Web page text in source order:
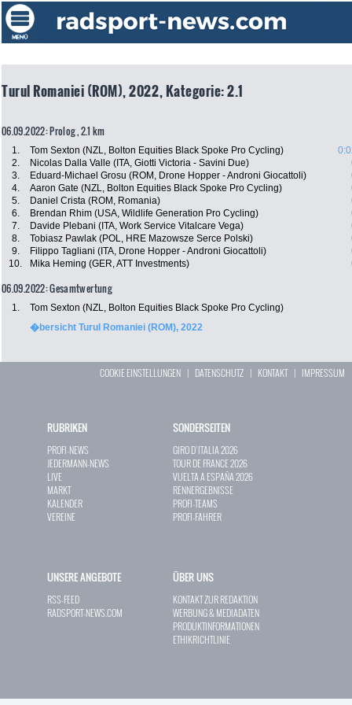
Turul Romaniei (ROM), 2022, Kategorie: 2.1
06.09.2022: Prolog , 2.1 km
1. Tom Sexton (NZL, Bolton Equities Black Spoke Pro Cycling)
2.
Nicolas Dalla Valle (ITA, Giotti Victoria - Savini Due)
3.
Eduard-Michael Grosu (ROM, Drone Hopper - Androni Giocattoli)
4.
Aaron Gate (NZL, Bolton Equities Black Spoke Pro Cycling)
5.
Daniel Crista (ROM, Romania)
6.
Brendan Rhim (USA, Wildlife Generation Pro Cycling)
7.
Davide Plebani (ITA, Work Service Vitalcare Vega)
8.
Tobiasz Pawlak (POL, HRE Mazowsze Serce Polski)
9.
Filippo Tagliani (ITA, Drone Hopper - Androni Giocattoli)
10.
Mika Heming (GER, ATT Investments)
06.09.2022: Gesamtwertung
1.
Tom Sexton (NZL, Bolton Equities Black Spoke Pro Cycling)
�bersicht Turul Romaniei (ROM), 2022
COOKIE EINSTELLUNGEN | DATENSCHUTZ | KONTAKT| IMPRESSUM
RUBRIKEN
PROFI-NEWS
JEDERMANN-NEWS
LIVE
MARKT
KALENDER
VEREINE
SONDERSEITEN
GIRO D`ITALIA 2026
TOUR DE FRANCE 2026
VUELTA A ESPAÑA 2026
RENNERGEBNISSE
PROFI-TEAMS
PROFI-FAHRER
UNSERE ANGEBOTE
RSS-FEED
RADSPORT-NEWS.COM
ÜBER UNS
KONTAKT ZUR REDAKTION
WERBUNG & MEDIADATEN
PRODUKTINFORMATIONEN
ETHIKRICHTLINIE